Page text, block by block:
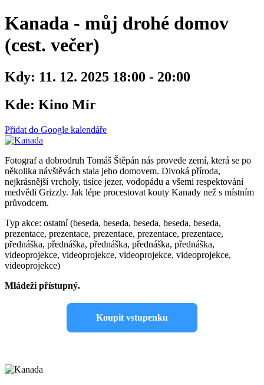
Kanada - můj drohé domov
(cest. večer)
Kdy: 11. 12. 2025 18:00 - 20:00
Kde: Kino Mír
Přidat do Google kalendáře
Fotograf a dobrodruh Tomáš Štěpán nás provede zemí, která se po
několika návštěvách stala jeho domovem. Divoká příroda,
nejkrásnější vrcholy, tisíce jezer, vodopádu a všemi respektování
medvědi Grizzly. Jak lépe procestovat kouty Kanady než s místním
průvodcem.
Typ akce: ostatní (beseda, beseda, beseda, beseda, beseda,
prezentace, prezentace, prezentace, prezentace, prezentace,
přednáška, přednáška, přednáška, přednáška, přednáška,
videoprojekce, videoprojekce, videoprojekce, videoprojekce,
videoprojekce)
Mládeži přístupný.
Koupit vstupenku